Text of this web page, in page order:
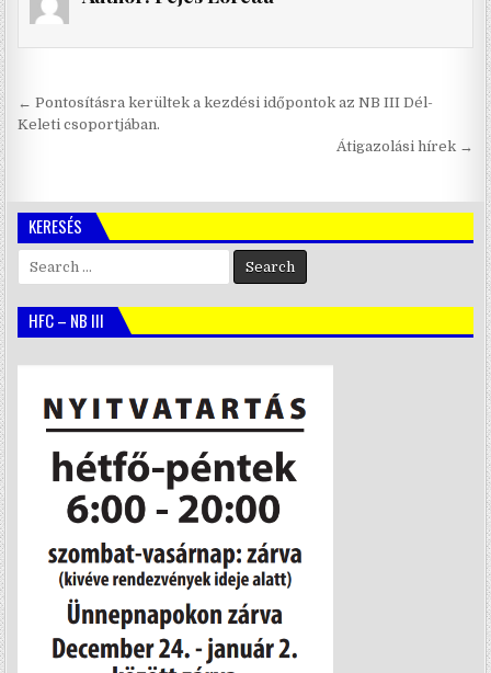
Bejegyzés
navigáció
← Pontosításra kerültek a kezdési időpontok az NB III Dél-
Keleti csoportjában.
Átigazolási hírek →
KERESÉS
HFC – NB III